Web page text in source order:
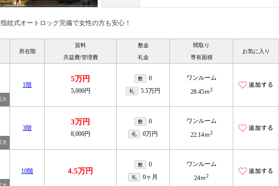
指紋式オートロック完備で女性の方も安心！
所在階
賃料
共益費/管理費
敷金
礼金
間取り
専有面積
お気に入り
1階
5万円
5,000円
敷 0
礼 5.5万円
ワンルーム
28.45ｍ2
3階
3万円
8,000円
敷 0
礼 0万円
ワンルーム
22.14ｍ2
10階 4.5万円
敷 0
礼 0ヶ月
ワンルーム
24ｍ2